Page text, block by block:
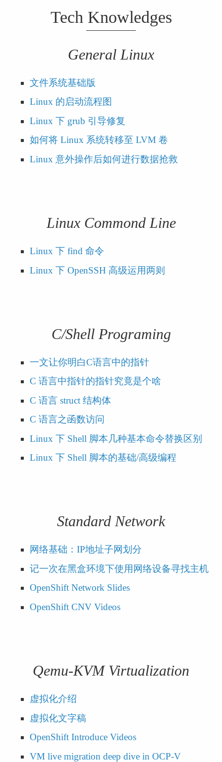
Tech Knowledges
General Linux
文件系统基础版
Linux 的启动流程图
Linux 下 grub 引导修复
如何将 Linux 系统转移至 LVM 卷
Linux 意外操作后如何进行数据抢救
Linux Commond Line
Linux 下 find 命令
Linux 下 OpenSSH 高级运用两则
C/Shell Programing
一文让你明白C语言中的指针
C 语言中指针的指针究竟是个啥
C 语言 struct 结构体
C 语言之函数访问
Linux 下 Shell 脚本几种基本命令替换区别
Linux 下 Shell 脚本的基础/高级编程
Standard Network
网络基础：IP地址子网划分
记一次在黑盒环境下使用网络设备寻找主机
OpenShift Network Slides
OpenShift CNV Videos
Qemu-KVM Virtualization
虚拟化介绍
虚拟化文字稿
OpenShift Introduce Videos
VM live migration deep dive in OCP-V